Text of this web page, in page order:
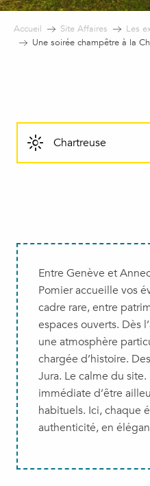
Accueil Site Affaires Les
Une soirée champêtre à la
Chartreuse
Entre Genève et
Pomier accueille vos
cadre rare, entre
espaces ouverts. Dès
une atmosphère
chargée d’histoire.
Jura. Le calme du
immédiate d’être
habituels. Ici, chaque
authenticité, en